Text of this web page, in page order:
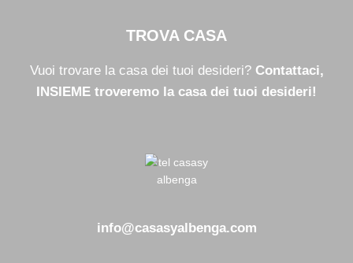
TROVA CASA
Vuoi trovare la casa dei tuoi desideri? Contattaci,
INSIEME troveremo la casa dei tuoi desideri!
info@casasyalbenga.com